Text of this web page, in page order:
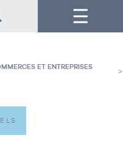
Menu
ET ENTREPRISES